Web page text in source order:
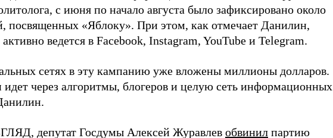
с июня по начало августа было зафиксировано около
посвященных «Яблоку». При этом, как отмечает Данилин,
ведется в Facebook, Instagram, YouTube и Telegram.
сетях в эту кампанию уже вложены миллионы долларов.
через алгоритмы, блогеров и целую сеть информационных
депутат Госдумы Алексей Журавлев обвинил партию